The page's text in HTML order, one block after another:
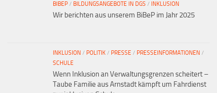
BIBEP / BILDUNGSANGEBOTE IN DGS / INKLUSION
Wir berichten aus unserem BiBeP im Jahr 2025
INKLUSION / POLITIK / PRESSE / PRESSEINFORMATIONEN /
SCHULE
Wenn Inklusion an Verwaltungsgrenzen scheitert –
Taube Familie aus Arnstadt kämpft um Fahrdienst